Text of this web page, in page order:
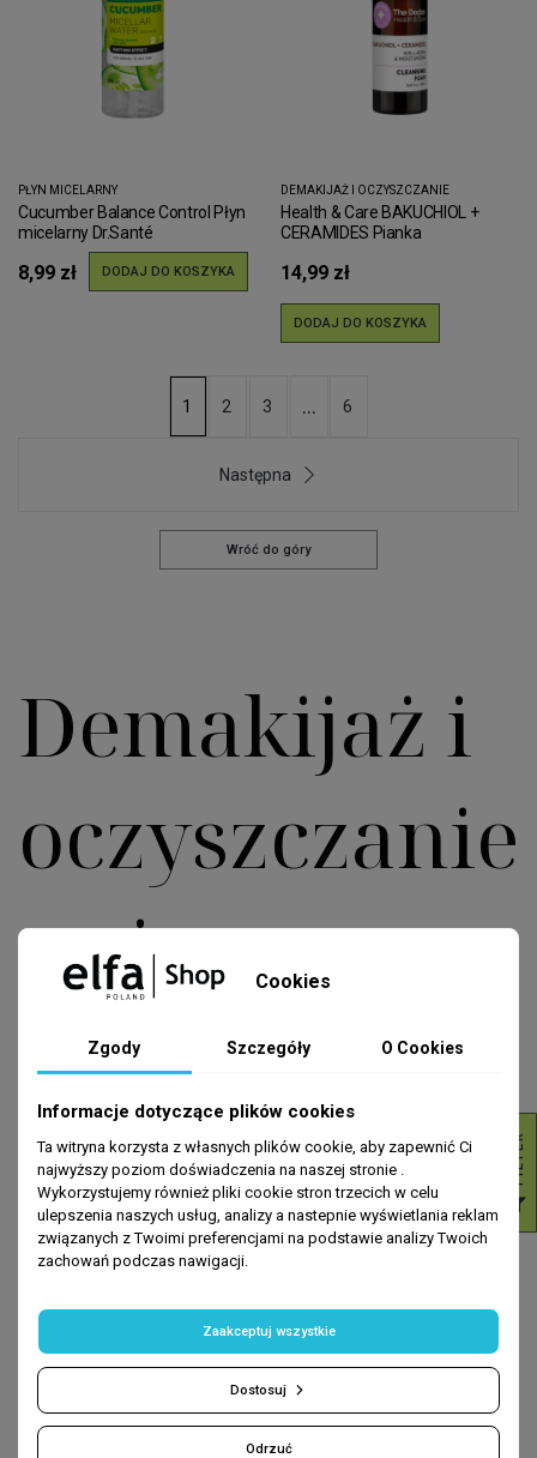
PŁYN MICELARNY
Cucumber Balance Control Płyn
micelarny Dr.Santé
8,99 zł DODAJ DO KOSZYKA
DEMAKIJAŻ I OCZYSZCZANIE
Health & Care BAKUCHIOL +
CERAMIDES Pianka
150ml
14,99 zł
DODAJ DO KOSZYKA
1 2 3 ... 6
Następna
Wróć do góry
Demakijaż i
oczyszczanie
– pierwszy
krok do
zdrowej,
promiennej
skóry
Cookies
Zgody Szczegóły O Cookies
Informacje dotyczące plików cookies
Ta witryna korzysta z własnych plików cookie, aby zapewnić Ci
najwyższy poziom doświadczenia na naszej stronie .
Wykorzystujemy również pliki cookie stron trzecich w celu
ulepszenia naszych usług, analizy a nastepnie wyświetlania reklam
związanych z Twoimi preferencjami na podstawie analizy Twoich
zachowań podczas nawigacji.
Odrzuć
Dostosuj
Zaakceptuj wszystkie
R